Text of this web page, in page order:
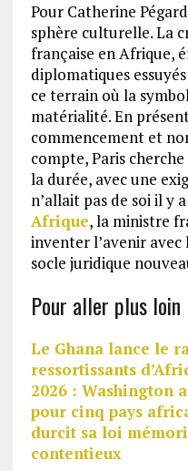
Pour Catherine
sphère culturelle. La
française en Afrique,
diplomatiques
ce terrain où la
matérialité. En
commencement et
compte, Paris
la durée, avec une
n’allait pas de soi il y
Afrique, la ministre
inventer l’avenir avec
socle juridique
Pour aller plus loin
Le Ghana lance le
ressortissants
2026 : Washington
pour cinq pays
durcit sa loi
contentieux